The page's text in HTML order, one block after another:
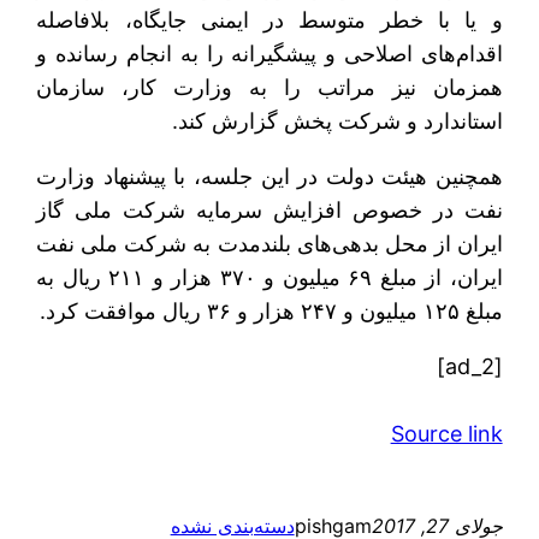
و یا با خطر متوسط در ایمنی جایگاه، بلافاصله
اقدام‌های اصلاحی و پیشگیرانه را به انجام رسانده و
همزمان نيز مراتب را به وزارت کار، سازمان
استاندارد و شرکت پخش گزارش کند.
همچنین هیئت دولت در این جلسه، با پیشنهاد وزارت
نفت در خصوص افزایش سرمایه شرکت ملی گاز
ایران از محل بدهی‌های بلندمدت به شرکت ملی نفت
ایران، از مبلغ ۶۹ میلیون و ۳۷۰ هزار و ۲۱۱ ریال به
مبلغ ۱۲۵ میلیون و ۲۴۷ هزار و ۳۶ ریال موافقت کرد.
[ad_2]
Source link
جولای 27, 2017 pishgamدسته‌بندی نشده